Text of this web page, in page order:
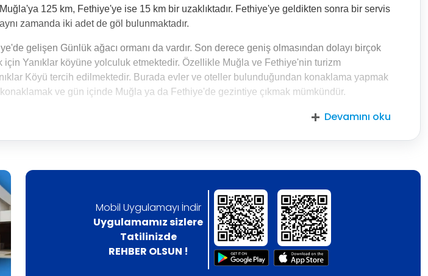
125 km, Fethiye'ye ise 15 km bir uzaklıktadır. Fethiye'ye geldikten sonra bir servis
zamanda iki adet de göl bulunmaktadır.
gelişen Günlük ağacı ormanı da vardır. Son derece geniş olmasından dolayı birçok
Yanıklar köyüne yolculuk etmektedir. Özellikle Muğla ve Fethiye'nin turizm
Köyü tercih edilmektedir. Burada evler ve oteller bulunduğundan konaklama yapmak
ve gün içinde Muğla ya da Fethiye'de gezintiye çıkmak mümkündür.
Devamını oku
Mobil Uygulamayı İndir
Uygulamamız sizlere
Tatilinizde
REHBER OLSUN !